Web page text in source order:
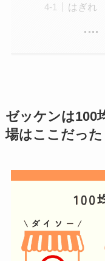
はぎれ
ゼッケンは100
場はここだった